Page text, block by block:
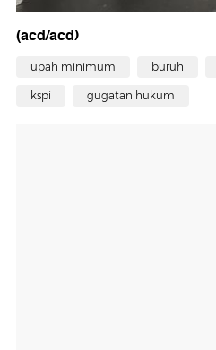
(acd/acd)
upah minimum buruh
kspi gugatan hukum